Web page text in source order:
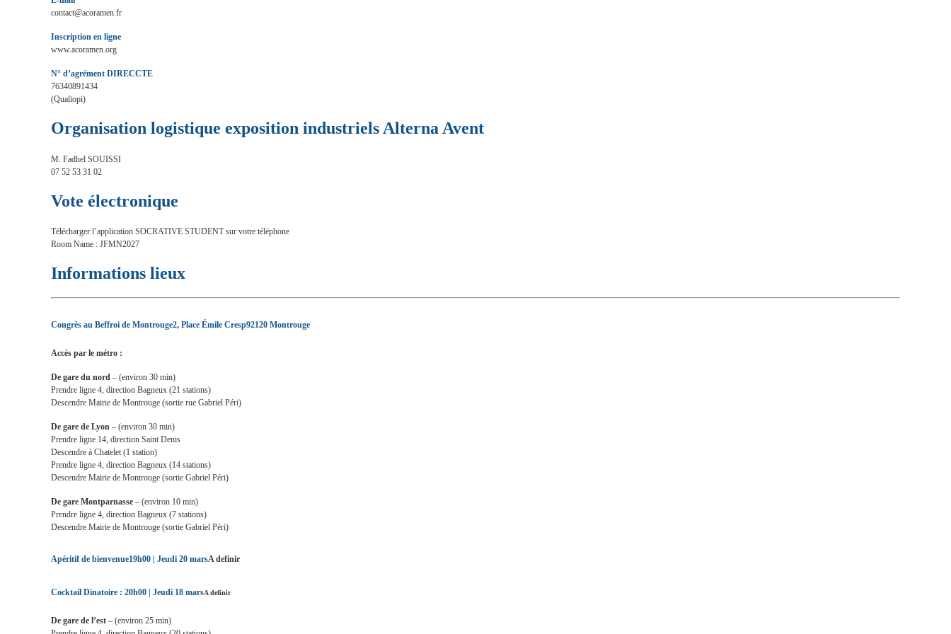
contact@acoramen.fr
Inscription en ligne
www.acoramen.org
N° d’agrément DIRECCTE
76340891434
(Qualiopi)
Organisation logistique exposition industriels Alterna Avent
M. Fadhel SOUISSI
07 52 53 31 02
Vote électronique
Télécharger l’application SOCRATIVE STUDENT sur votre téléphone
Room Name : JFMN2027
Informations lieux
Congrès au Beffroi de Montrouge2, Place Émile Cresp92120 Montrouge
Accès par le métro :
De gare du nord – (environ 30 min)
Prendre ligne 4, direction Bagneux (21 stations)
Descendre Mairie de Montrouge (sortie rue Gabriel Péri)
De gare de Lyon – (environ 30 min)
Prendre ligne 14, direction Saint Denis
Descendre à Chatelet (1 station)
Prendre ligne 4, direction Bagneux (14 stations)
Descendre Mairie de Montrouge (sortie Gabriel Péri)
De gare Montparnasse – (environ 10 min)
Prendre ligne 4, direction Bagneux (7 stations)
Descendre Mairie de Montrouge (sortie Gabriel Péri)
Apéritif de bienvenue19h00 | Jeudi 20 marsA definir
Cocktail Dinatoire : 20h00 | Jeudi 18 marsA definir
De gare de l’est – (environ 25 min)